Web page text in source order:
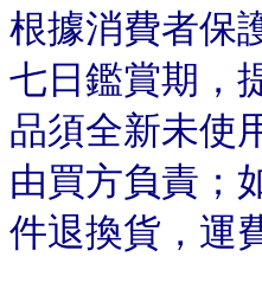
根據消費者保
七日鑑賞期，
品須全新未使
由買方負責；
件退換貨，運